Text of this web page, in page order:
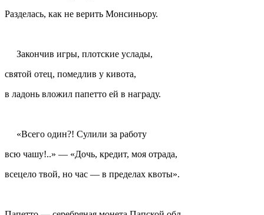
Разделась, как не верить Монсиньору.
Закончив игры, плотские услады,
святой отец, помедлив у кивота,
в ладонь вложил папетто ей в награду.
«Всего один?! Сулили за работу
всю чашу!..» — «Дочь, кредит, моя отрада,
всецело твой, но час — в пределах квоты».